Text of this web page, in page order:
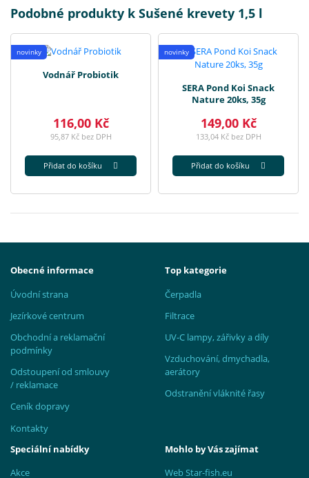
Podobné produkty k Sušené krevety 1,5 l
novinky
Vodnář Probiotik
116,00 Kč
95,87 Kč bez DPH
Přidat do košíku
novinky
SERA Pond Koi Snack
Nature 20ks, 35g
149,00 Kč
133,04 Kč bez DPH
Přidat do košíku
Obecné informace
Úvodní strana
Jezírkové centrum
Obchodní a reklamační
podmínky
Odstoupení od smlouvy
/ reklamace
Ceník dopravy
Kontakty
Top kategorie
Čerpadla
Filtrace
UV-C lampy, zářivky a díly
Vzduchování, dmychadla,
aerátory
Odstranění vláknité řasy
Speciální nabídky
Akce
Mohlo by Vás zajímat
Web Star-fish.eu